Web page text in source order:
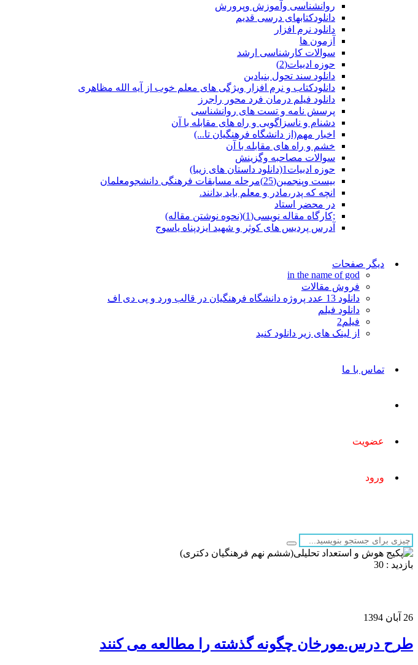
روانشناسی وآموزش وپرورش
دانلودکتابهای درسی قدیم
دانلود نرم افزار
آزمون ها
سوالات کارشناسی ارشد
حوزه ادبیات(2)
دانلود سند تحول بنیادین
دانلودکتاب و نرم افزار ویژگی های معلم خوب از آیه الله مظاهری
دانلود فیلم درمان فرد محور راجرز
پرسش نامه و تست های روانشناسی
دشنام و ناسزاگویی و راه های مقابله با آن
اخبار مهم(از دانشگاه فرهنگیان تا...)
خشم و راه های مقابله با آن
سوالات مصاحبه وگزینش
حوزه ادبیات1(دانلود داستان های زیبا)
بیست وپنجمین(25)مرحله مسابقات فرهنگی دانشجومعلمان
انچه که پدر،مادر و معلم باید بدانند.
در محضر استاد
;کارگاه مقاله نویسی(1)(نحوه نوشتن مقاله)
آدرس پردیس های کوثر و شهید ایزدپناه یاسوج
دیگر صفحات
in the name of god
فروش مقالات
دانلود 13 عدد پروژه دانشگاه فرهنگیان در قالب ورد و پی دی اف
دانلود فیلم
فیلم2
از لینک های زیر دانلود کنید
تماس با ما
عضویت
ورود
بازدید : 30
26 آبان 1394
طرح درس.مورخان چگونه گذشته را مطالعه می کنند